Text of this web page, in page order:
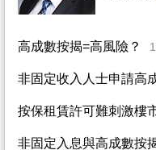
高成數按揭=高風險？
非固定收入人士申請高
按保租賃許可難刺激樓
非固定入息與高成數按